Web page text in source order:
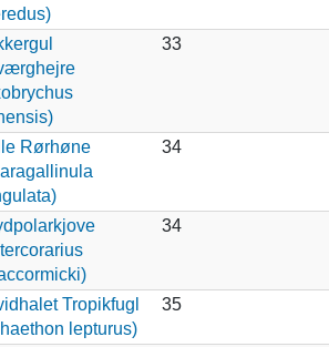
33
Rørhøne
34
34
Tropikfugl
lepturus)
35